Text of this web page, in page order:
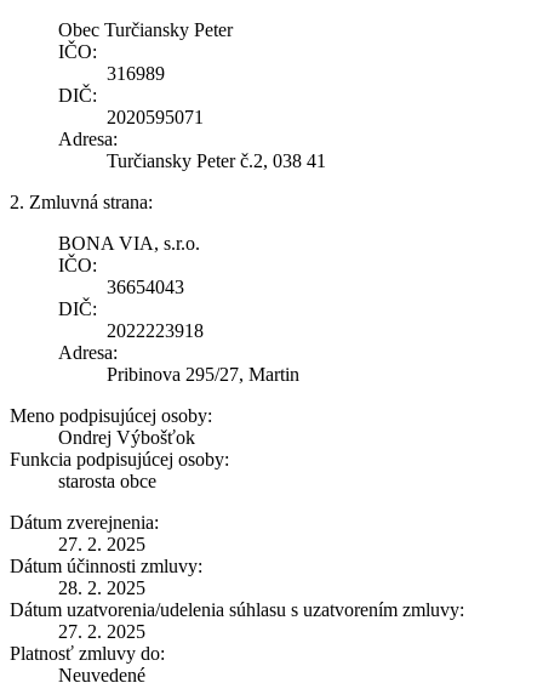
Obec Turčiansky Peter
IČO:
316989
DIČ:
2020595071
Adresa:
Turčiansky Peter č.2, 038 41
2. Zmluvná strana:
BONA VIA, s.r.o.
IČO:
36654043
DIČ:
2022223918
Adresa:
Pribinova 295/27, Martin
Meno podpisujúcej osoby:
Ondrej Výbošťok
Funkcia podpisujúcej osoby:
starosta obce
Dátum zverejnenia:
27. 2. 2025
Dátum účinnosti zmluvy:
28. 2. 2025
Dátum uzatvorenia/udelenia súhlasu s uzatvorením zmluvy:
27. 2. 2025
Platnosť zmluvy do:
Neuvedené